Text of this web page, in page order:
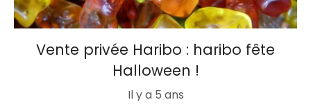
Vente privée Haribo : haribo fête
Halloween !
Il y a 5 ans